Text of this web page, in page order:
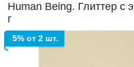
Human Being. Глиттер с
г
5% от 2 шт.